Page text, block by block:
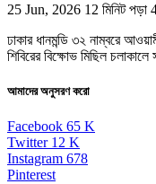
25 Jun, 2026 12 মিনিট পড়া
ঢাকার ধানমন্ডি ৩২ নাম্বরে
শিবিরের বিক্ষোভ মিছিল
আমাদের অনুসরণ করো
Facebook 65 K
Twitter 12 K
Instagram 678
Pinterest